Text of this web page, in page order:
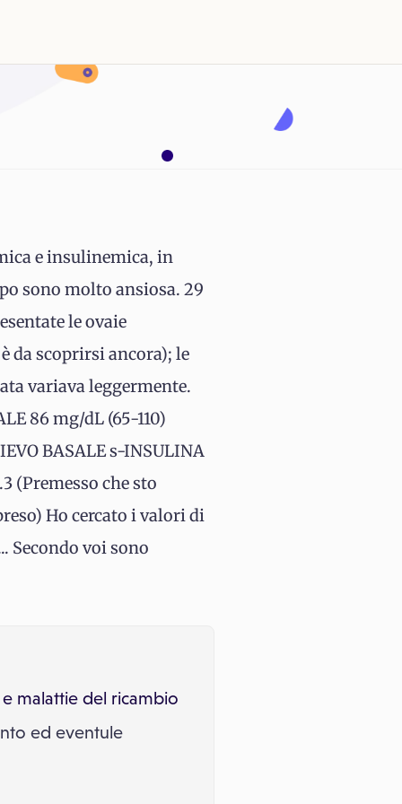
e insulinemica, in
sono molto ansiosa. 29
le ovaie
da scoprirsi ancora); le
variava leggermente.
86 mg/dL (65-110)
BASALE s-INSULINA
(Premesso che sto
Ho cercato i valori di
voi sono
malattie del ricambio
ed eventule